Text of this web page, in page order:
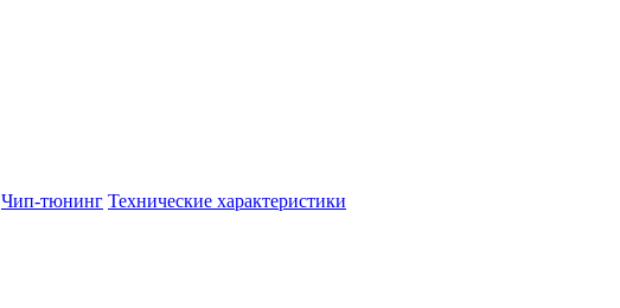
Чип-тюнинг Технические характеристики